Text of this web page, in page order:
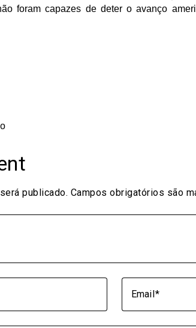
foram capazes de deter o avanço
publicado. Campos obrigatórios são
Email